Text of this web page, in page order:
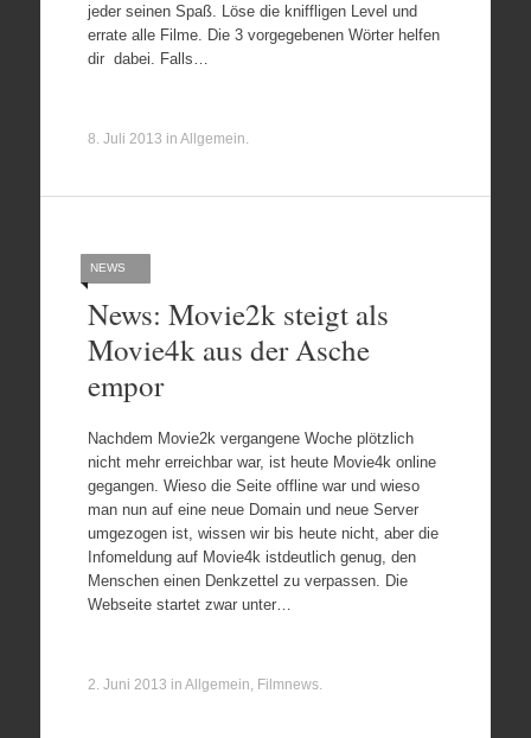
jeder seinen Spaß. Löse die kniffligen Level und
errate alle Filme. Die 3 vorgegebenen Wörter helfen
dir dabei. Falls…
8. Juli 2013 in Allgemein.
NEWS
News: Movie2k steigt als
Movie4k aus der Asche
empor
Nachdem Movie2k vergangene Woche plötzlich
nicht mehr erreichbar war, ist heute Movie4k online
gegangen. Wieso die Seite offline war und wieso
man nun auf eine neue Domain und neue Server
umgezogen ist, wissen wir bis heute nicht, aber die
Infomeldung auf Movie4k istdeutlich genug, den
Menschen einen Denkzettel zu verpassen. Die
Webseite startet zwar unter…
2. Juni 2013 in Allgemein Filmnews.